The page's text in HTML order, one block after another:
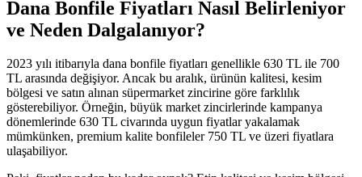
Dana Bonfile Fiyatları Nasıl Belirleniyor
ve Neden Dalgalanıyor?
2023 yılı itibarıyla dana bonfile fiyatları genellikle 630 TL ile 700
TL arasında değişiyor. Ancak bu aralık, ürünün kalitesi, kesim
bölgesi ve satın alınan süpermarket zincirine göre farklılık
gösterebiliyor. Örneğin, büyük market zincirlerinde kampanya
dönemlerinde 630 TL civarında uygun fiyatlar yakalamak
mümkünken, premium kalite bonfileler 750 TL ve üzeri fiyatlara
ulaşabiliyor.